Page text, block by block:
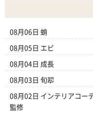
08月06日 蛸
08月05日 エビ
08月04日 成長
08月03日 旬翆
08月02日 インテリアコー
監修